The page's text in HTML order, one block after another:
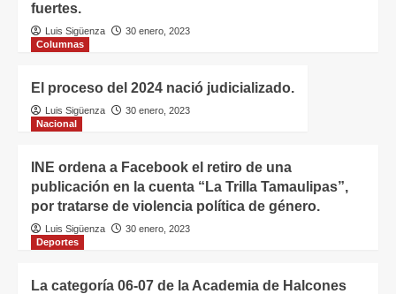
fuertes.
Luis Sigüenza
30 enero, 2023
Columnas
El proceso del 2024 nació judicializado.
Luis Sigüenza
30 enero, 2023
Nacional
INE ordena a Facebook el retiro de una
publicación en la cuenta “La Trilla Tamaulipas”,
por tratarse de violencia política de género.
Luis Sigüenza
30 enero, 2023
Deportes
La categoría 06-07 de la Academia de Halcones